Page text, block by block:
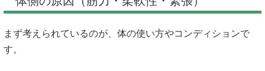
まず考えられているのが、体の使い方やコンディションで
す。